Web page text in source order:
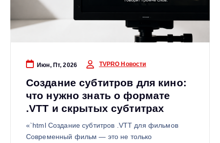
Июн, Пт, 2026 TVPRO Новости
Создание субтитров для кино:
что нужно знать о формате
.VTT и скрытых субтитрах
«`html Создание субтитров .VTT для фильмов
Современный фильм — это не только